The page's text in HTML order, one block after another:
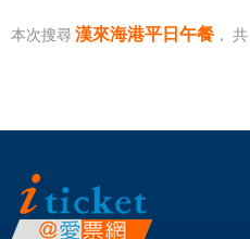
本次搜尋 漢來海港平日午餐 ， 共